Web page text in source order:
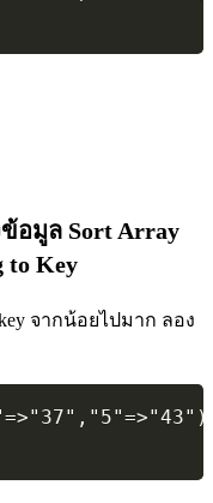
อมูล Sort Array
to Key
จากน้อยไปมาก ลอง